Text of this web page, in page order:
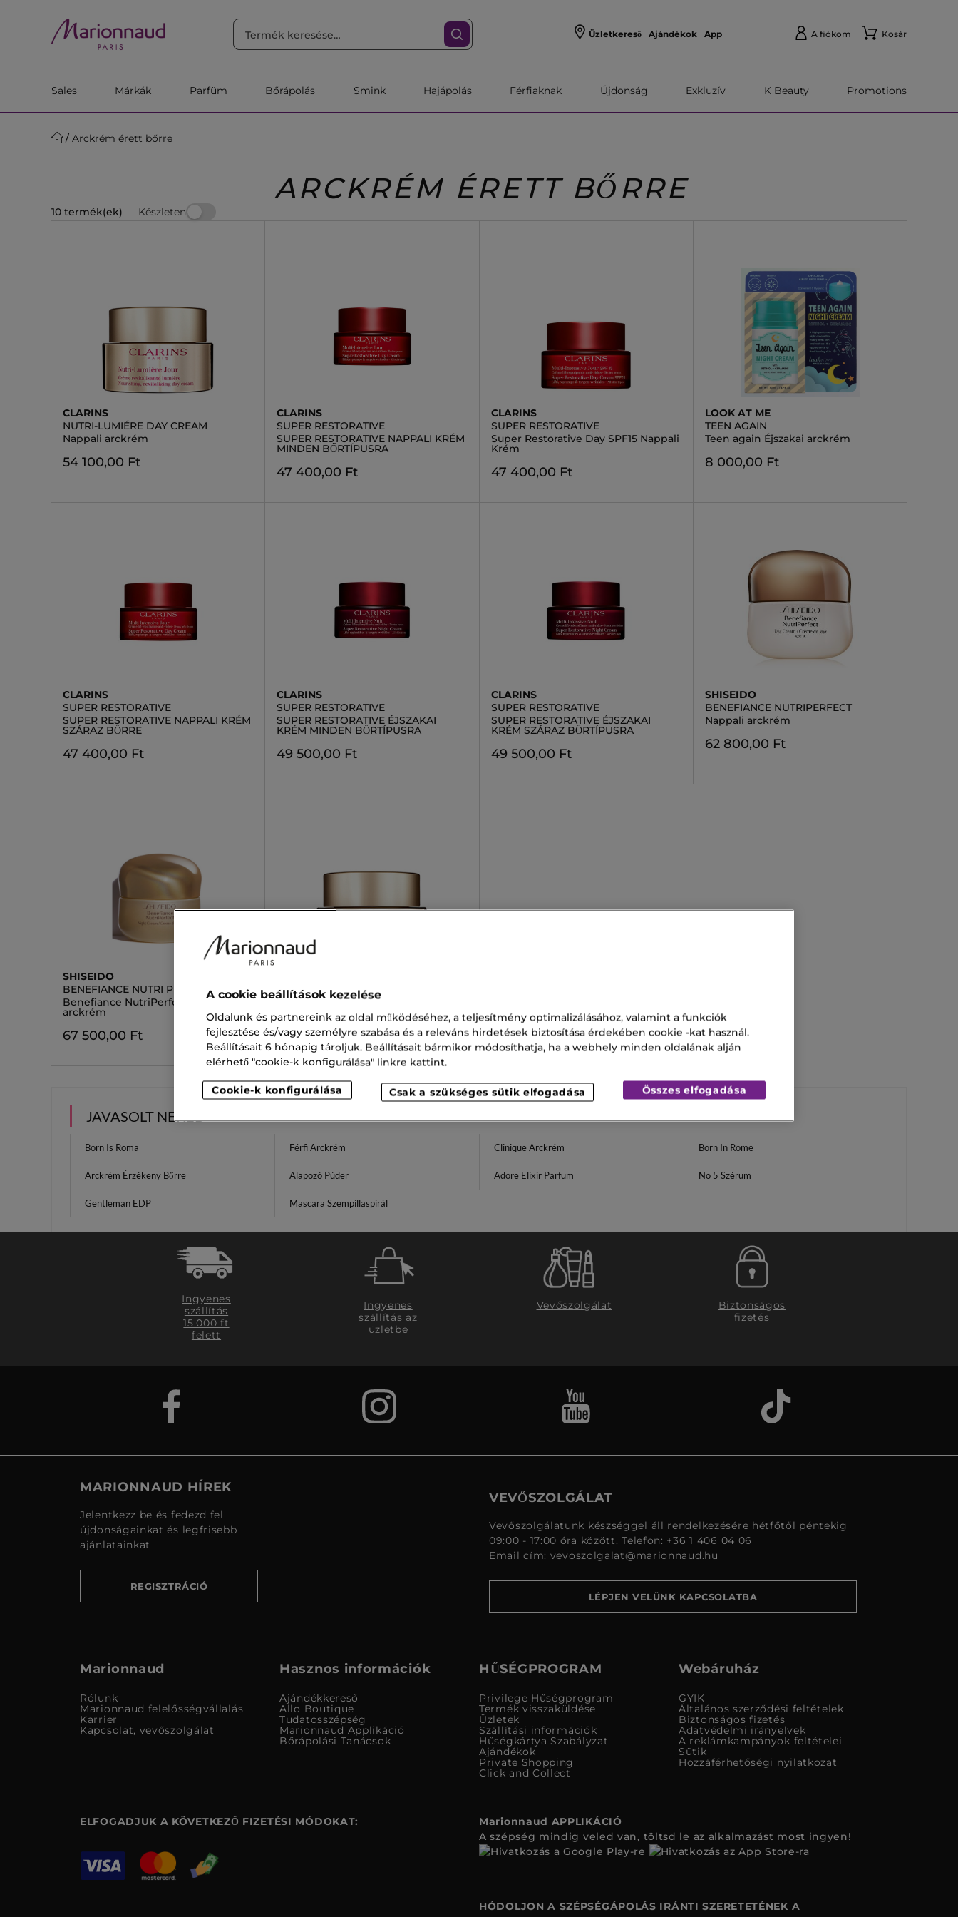
Üzletkereső Ajándékok App A fiókom Kosár
Sales Márkák Parfüm Bőrápolás Smink Hajápolás Férfiaknak Újdonság Exkluzív K Beauty Promotions
Arckrém érett bőrre
ARCKRÉM ÉRETT BŐRRE
10 termék(ek) Készleten
CLARINS
NUTRI-LUMIÉRE DAY CREAM
Nappali arckrém
54 100,00 Ft
CLARINS
SUPER RESTORATIVE
SUPER RESTORATIVE NAPPALI KRÉM
MINDEN BŐRTÍPUSRA
47 400,00 Ft
CLARINS
SUPER RESTORATIVE
Super Restorative Day SPF15 Nappali
Krém
47 400,00 Ft
LOOK AT ME
TEEN AGAIN
Teen again Éjszakai arckrém
8 000,00 Ft
CLARINS
SUPER RESTORATIVE
SUPER RESTORATIVE NAPPALI KRÉM
SZÁRAZ BŐRRE
47 400,00 Ft
CLARINS
SUPER RESTORATIVE
SUPER RESTORATIVE ÉJSZAKAI
KRÉM MINDEN BŐRTÍPUSRA
49 500,00 Ft
CLARINS
SUPER RESTORATIVE
SUPER RESTORATIVE ÉJSZAKAI
KRÉM SZÁRAZ BŐRTÍPUSRA
49 500,00 Ft
SHISEIDO
BENEFIANCE NUTRIPERFECT
Nappali arckrém
62 800,00 Ft
SHISEIDO
BENEFIANCE NUTRI PERFECT
Benefiance NutriPerfect Éjszakai
arckrém
67 500,00 Ft
NUTRI-LUMIÉRE NIGHT CREAM
Éjszakai arckrém
57 700,00 Ft
JAVASOLT NEKED
Born Is Roma Férfi Arckrém Clinique Arckrém Born In Rome
Arckrém Érzékeny Bőrre Alapozó Púder Adore Elixir Parfüm No 5 Szérum
Gentleman EDP Mascara Szempillaspirál
Ingyenes
szállítás
15.000 ft
felett
Ingyenes
szállítás az
üzletbe
Vevőszolgálat
Biztonságos
fizetés
MARIONNAUD HÍREK
Jelentkezz be és fedezd fel
újdonságainkat és legfrisebb
ajánlatainkat
REGISZTRÁCIÓ
VEVŐSZOLGÁLAT
Vevőszolgálatunk készséggel áll rendelkezésére hétfőtől péntekig
09:00 - 17:00 óra között. Telefon: +36 1 406 04 06
Email cím: vevoszolgalat@marionnaud.hu
LÉPJEN VELÜNK KAPCSOLATBA
Marionnaud
Rólunk
Marionnaud felelősségvállalás
Karrier
Kapcsolat, vevőszolgálat
Hasznos információk
Ajándékkereső
Allo Boutique
Tudatosszépség
Marionnaud Applikáció
Bőrápolási Tanácsok
HŰSÉGPROGRAM
Privilege Hűségprogram
Termék visszaküldése
Üzletek
Szállítási információk
Hűségkártya Szabályzat
Ajándékok
Private Shopping
Click and Collect
Webáruház
GYIK
Általános szerződési feltételek
Biztonságos fizetés
Adatvédelmi irányelvek
A reklámkampányok feltételei
Sütik
Hozzáférhetőségi nyilatkozat
ELFOGADJUK A KÖVETKEZŐ FIZETÉSI MÓDOKAT:
Marionnaud APPLIKÁCIÓ
A szépség mindig veled van, töltsd le az alkalmazást most ingyen!
HÓDOLJON A SZÉPSÉGÁPOLÁS IRÁNTI SZERETETÉNEK A
A cookie beállítások kezelése
Oldalunk és partnereink az oldal működéséhez, a teljesítmény optimalizálásához, valamint a funkciók
fejlesztése és/vagy személyre szabása és a releváns hirdetések biztosítása érdekében cookie -kat használ.
Beállításait 6 hónapig tároljuk. Beállításait bármikor módosíthatja, ha a webhely minden oldalának alján
elérhető "cookie-k konfigurálása" linkre kattint.
Cookie-k konfigurálása Csak a szükséges sütik elfogadása Összes elfogadása